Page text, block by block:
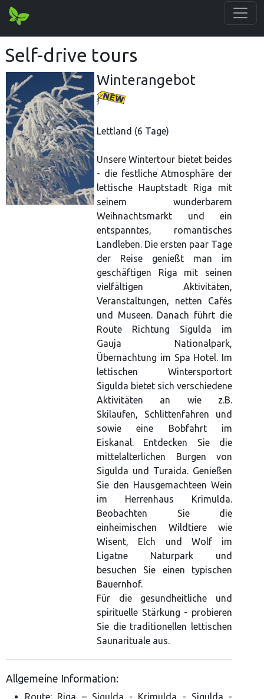
Self-drive tours
Winterangebot
Lettland (6 Tage)
Unsere Wintertour bietet beides
- die festliche Atmosphäre der
lettische Hauptstadt Riga mit
seinem wunderbarem
Weihnachtsmarkt und ein
entspanntes, romantisches
Landleben. Die ersten paar Tage
der Reise genießt man im
geschäftigen Riga mit seinen
vielfältigen Aktivitäten,
Veranstaltungen, netten Cafés
und Museen. Danach führt die
Route Richtung Sigulda im
Gauja Nationalpark,
Übernachtung im Spa Hotel. Im
lettischen Wintersportort
Sigulda bietet sich verschiedene
Aktivitäten an wie z.B.
Skilaufen, Schlittenfahren und
sowie eine Bobfahrt im
Eiskanal. Entdecken Sie die
mittelalterlichen Burgen von
Sigulda und Turaida. Genießen
Sie den Hausgemachteen Wein
im Herrenhaus Krimulda.
Beobachten Sie die
einheimischen Wildtiere wie
Wisent, Elch und Wolf im
Ligatne Naturpark und
besuchen Sie einen typischen
Bauernhof.
Für die gesundheitliche und
spirituelle Stärkung - probieren
Sie die traditionellen lettischen
Saunarituale aus.
Allgemeine Information:
Route: Riga – Sigulda - Krimulda - Sigulda -